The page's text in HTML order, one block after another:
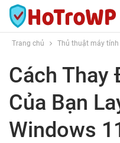
Trang chủ Thủ thuật máy tính
Cách Thay
Của Bạn
Windows